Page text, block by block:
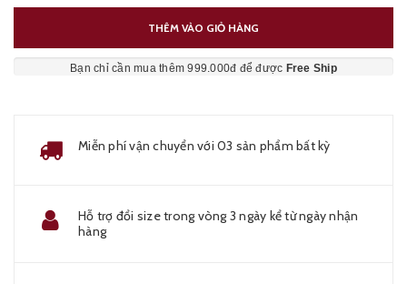
THÊM VÀO GIỎ HÀNG
Bạn chỉ cần mua thêm 999.000đ để được Free Ship
Miễn phí vận chuyển với 03 sản phẩm bất kỳ
Hỗ trợ đổi size trong vòng 3 ngày kể từ ngày nhận
hàng